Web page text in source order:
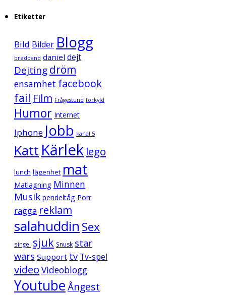
Etiketter
Bild Bilder Blogg
bredband daniel dejt
Dejtingdröm
ensamhet facebook
fail Film Frågestund förkyld
Humor Internet
Iphone Jobb kanal 5
Katt Kärlek lego
lunch lägenhet mat
Matlagning Minnen
Musik pendeltåg Porr
ragga reklam
salahuddin Sex
singel sjuk Snusk star
wars Support tv Tv-spel
video Videoblogg
YoutubeÅngest